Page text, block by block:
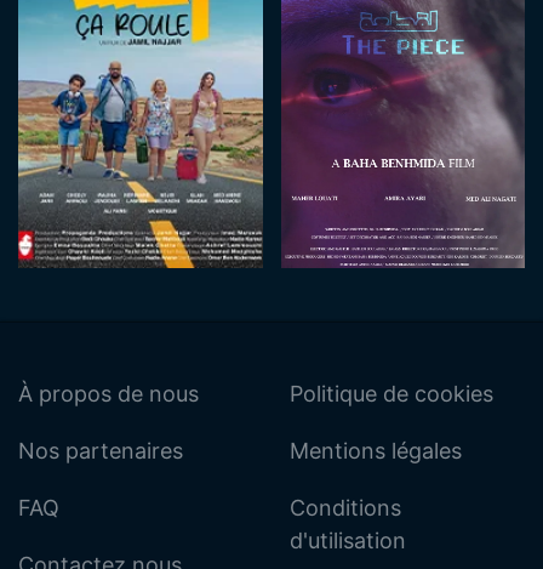
À propos de nous
Nos partenaires
FAQ
Politique de cookies
Mentions légales
Conditions
d'utilisation